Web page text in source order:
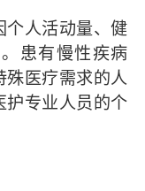
个人活动量、健
患有慢性疾病
殊医疗需求的人
护专业人员的个